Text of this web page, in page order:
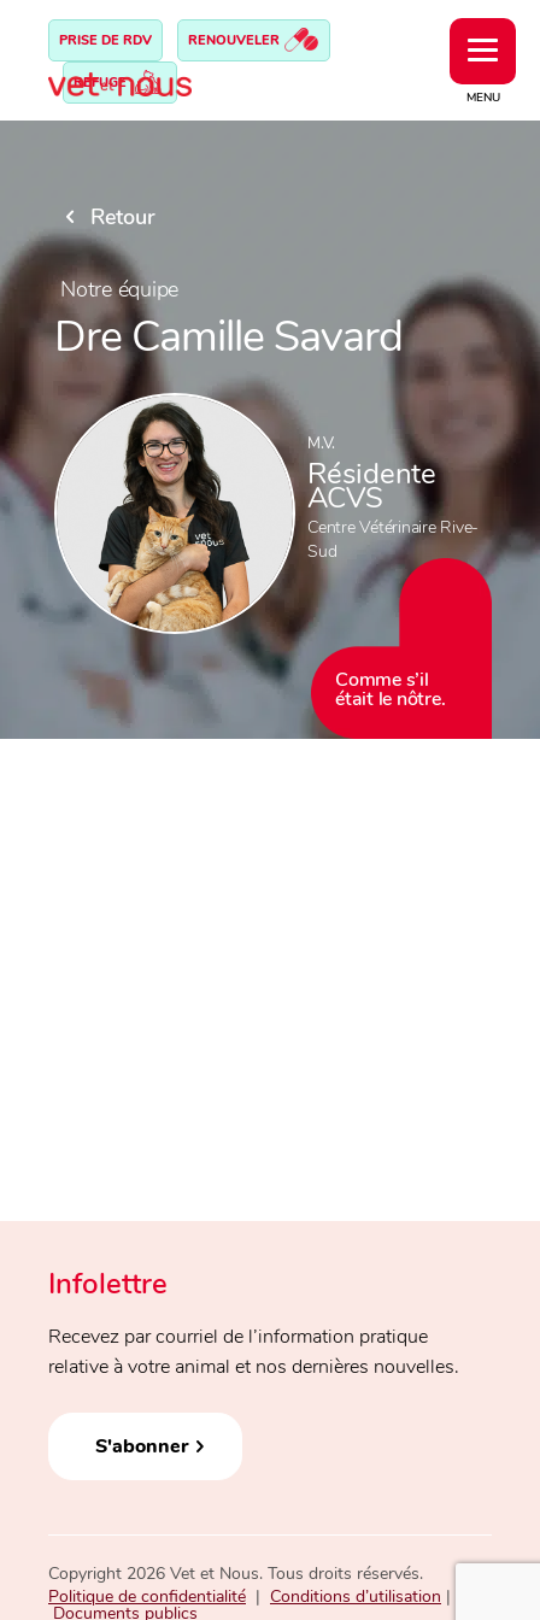
MENU
PRISE DE RDV RENOUVELER
REFUGE
Retour
Notre équipe
Dre Camille Savard
M.V.
Résidente
ACVS
Centre Vétérinaire Rive-
Sud
Comme s’il
était le nôtre.
Infolettre
Recevez par courriel de l’information pratique
relative à votre animal et nos dernières nouvelles.
S'abonner
Copyright 2026 Vet et Nous. Tous droits réservés.
Politique de confidentialité | Conditions d’utilisation |
Documents publics